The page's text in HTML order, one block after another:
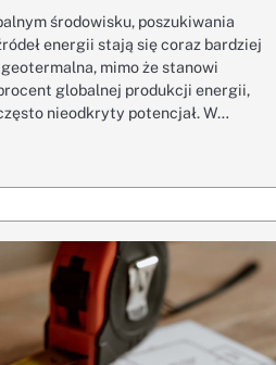
środowisku, poszukiwania
energii stają się coraz bardziej
mimo że stanowi
globalnej produkcji energii,
nieodkryty potencjał. W…